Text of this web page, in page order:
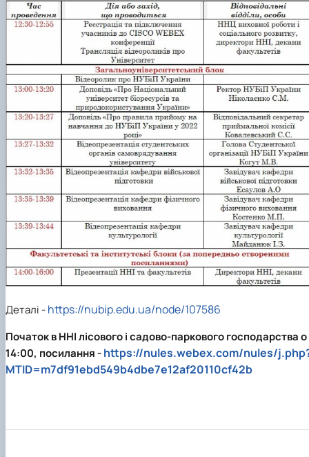
Деталі -https://nubip.edu.ua/node/107586
Початок в ННІ лісового і садово-паркового господарства о
14:00, посилання -https://nules.webex.com/nules/
MTID=m7df91ebd549b4dbe7e12af20110cf42b